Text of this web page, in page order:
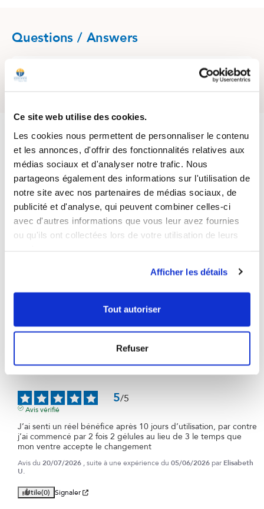
Ce site web utilise des cookies.
Les cookies nous permettent de personnaliser le contenu
et les annonces, d'offrir des fonctionnalités relatives aux
médias sociaux et d'analyser notre trafic. Nous
partageons également des informations sur l'utilisation de
notre site avec nos partenaires de médias sociaux, de
publicité et d'analyse, qui peuvent combiner celles-ci
avec d'autres informations que vous leur avez fournies
ou qu'ils ont collectées lors de votre utilisation de leurs
Afficher les détails
Tout autoriser
Refuser
Questions / Answers
Posez votre question sur ce produit
4.7/5
Basé sur977 avis soumis à un
Voir tous les avis sur ce site
5 étoiles
5/5
Avis vérifié
J’ai senti un réel bénéfice après 10 jours d’utilisation, par contre
j’ai commencé par 2 fois 2 gélules au lieu de 3 le temps que
mon ventre accepte le changement
Avis du 20/07/2026 , suite à une expérience du 05/06/2026 par Elisabeth
U.
Utile(0) Signaler